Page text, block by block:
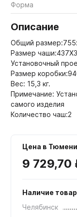
Форма
Описание
Общий
Размер
Установочный
Размер
Вес: 15,3 кг.
Примечание:
самого изделия
Количество чаш:2
Цена в Тюмени
9 729,70
Наличие
Челябинск